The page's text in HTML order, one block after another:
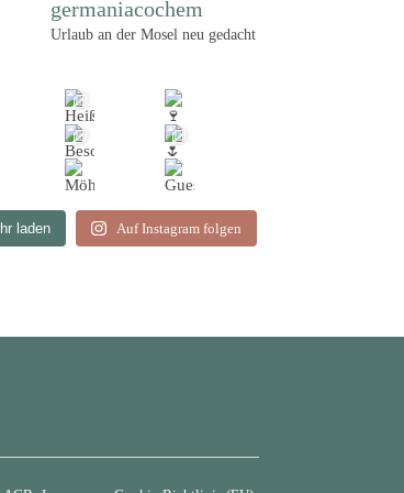
germaniacochem
Urlaub an der Mosel neu gedacht
laden Auf Instagram folgen